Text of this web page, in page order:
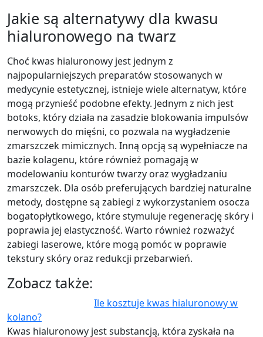
Jakie są alternatywy dla kwasu
hialuronowego na twarz
Choć kwas hialuronowy jest jednym z
najpopularniejszych preparatów stosowanych w
medycynie estetycznej, istnieje wiele alternatyw, które
mogą przynieść podobne efekty. Jednym z nich jest
botoks, który działa na zasadzie blokowania impulsów
nerwowych do mięśni, co pozwala na wygładzenie
zmarszczek mimicznych. Inną opcją są wypełniacze na
bazie kolagenu, które również pomagają w
modelowaniu konturów twarzy oraz wygładzaniu
zmarszczek. Dla osób preferujących bardziej naturalne
metody, dostępne są zabiegi z wykorzystaniem osocza
bogatopłytkowego, które stymuluje regenerację skóry i
poprawia jej elastyczność. Warto również rozważyć
zabiegi laserowe, które mogą pomóc w poprawie
tekstury skóry oraz redukcji przebarwień.
Zobacz także:
Ile kosztuje kwas hialuronowy w
kolano?
Kwas hialuronowy jest substancją, która zyskała na